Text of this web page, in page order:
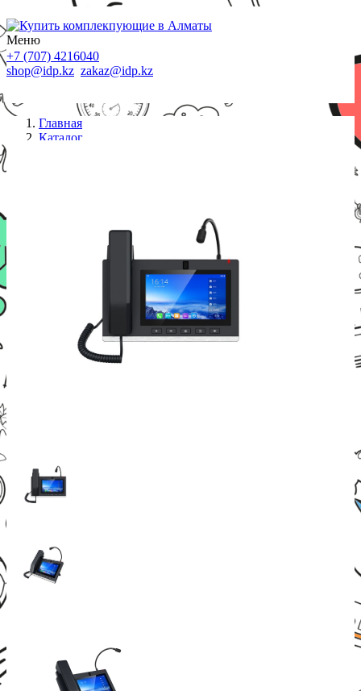
Меню
+7 (707) 4216040
shop@idp.kz zakaz@idp.kz
Главная
Каталог